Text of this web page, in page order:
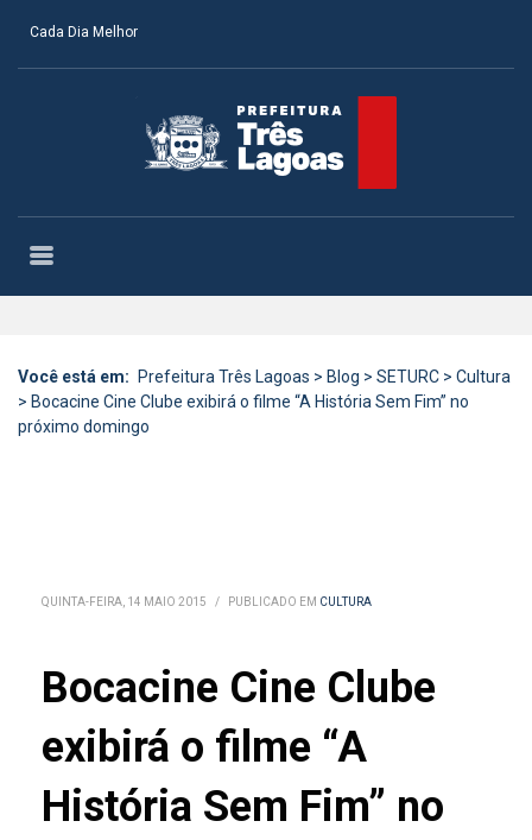
Cada Dia Melhor
Você está em: Prefeitura Três Lagoas > Blog > SETURC > Cultura
> Bocacine Cine Clube exibirá o filme “A História Sem Fim” no
próximo domingo
QUINTA-FEIRA, 14 MAIO 2015 / PUBLICADO EM CULTURA
Bocacine Cine Clube
exibirá o filme “A
História Sem Fim” no